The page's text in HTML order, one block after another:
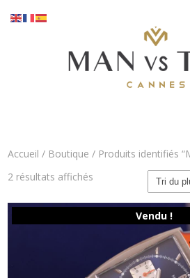
Accueil / Boutique / Produits identifiés
2 résultats affichés
plus
au
ancien
Vendu !